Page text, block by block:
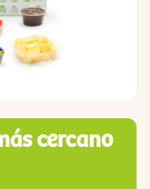
cercano